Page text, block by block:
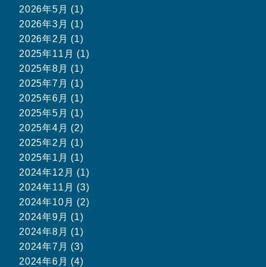
2026年5月 (1)
2026年3月 (1)
2026年2月 (1)
2025年11月 (1)
2025年8月 (1)
2025年7月 (1)
2025年6月 (1)
2025年5月 (1)
2025年4月 (2)
2025年2月 (1)
2025年1月 (1)
2024年12月 (1)
2024年11月 (3)
2024年10月 (2)
2024年9月 (1)
2024年8月 (1)
2024年7月 (3)
2024年6月 (4)